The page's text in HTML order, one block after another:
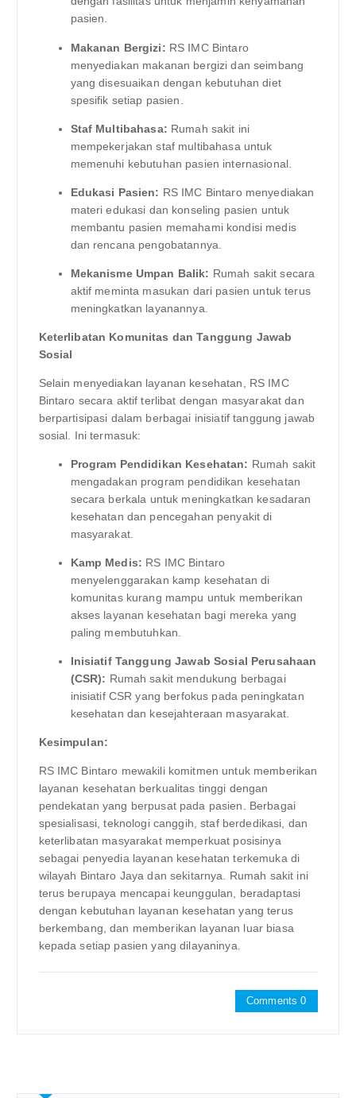
pasien.
Makanan Bergizi: RS IMC Bintaro
menyediakan makanan bergizi dan seimbang
yang disesuaikan dengan kebutuhan diet
spesifik setiap pasien.
Staf Multibahasa: Rumah sakit ini
mempekerjakan staf multibahasa untuk
memenuhi kebutuhan pasien internasional.
Edukasi Pasien: RS IMC Bintaro menyediakan
materi edukasi dan konseling pasien untuk
membantu pasien memahami kondisi medis
dan rencana pengobatannya.
Mekanisme Umpan Balik: Rumah sakit secara
aktif meminta masukan dari pasien untuk terus
meningkatkan layanannya.
Keterlibatan Komunitas dan Tanggung Jawab
Sosial
Selain menyediakan layanan kesehatan, RS IMC
Bintaro secara aktif terlibat dengan masyarakat dan
berpartisipasi dalam berbagai inisiatif tanggung jawab
sosial. Ini termasuk:
Program Pendidikan Kesehatan: Rumah sakit
mengadakan program pendidikan kesehatan
secara berkala untuk meningkatkan kesadaran
kesehatan dan pencegahan penyakit di
masyarakat.
Kamp Medis: RS IMC Bintaro
menyelenggarakan kamp kesehatan di
komunitas kurang mampu untuk memberikan
akses layanan kesehatan bagi mereka yang
paling membutuhkan.
Inisiatif Tanggung Jawab Sosial Perusahaan
(CSR): Rumah sakit mendukung berbagai
inisiatif CSR yang berfokus pada peningkatan
kesehatan dan kesejahteraan masyarakat.
Kesimpulan:
RS IMC Bintaro mewakili komitmen untuk memberikan
layanan kesehatan berkualitas tinggi dengan
pendekatan yang berpusat pada pasien. Berbagai
spesialisasi, teknologi canggih, staf berdedikasi, dan
keterlibatan masyarakat memperkuat posisinya
sebagai penyedia layanan kesehatan terkemuka di
wilayah Bintaro Jaya dan sekitarnya. Rumah sakit ini
terus berupaya mencapai keunggulan, beradaptasi
dengan kebutuhan layanan kesehatan yang terus
berkembang, dan memberikan layanan luar biasa
kepada setiap pasien yang dilayaninya.
Comments 0